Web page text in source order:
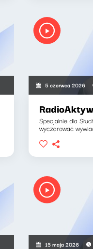
5 czerwca 2026
Specjalnie dla
wyczarować
15 maja 2026